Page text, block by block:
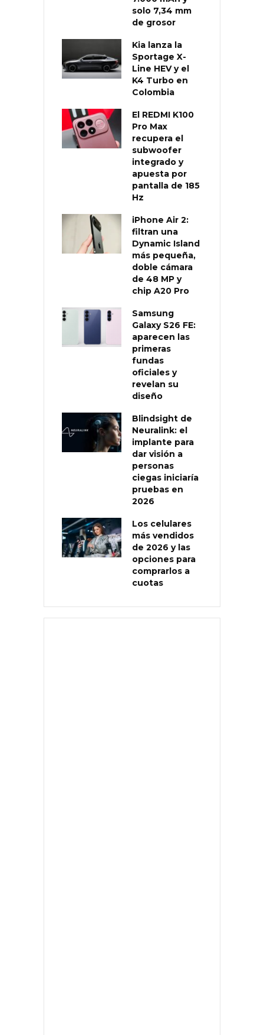
solo 7,34 mm
de grosor
Kia lanza la
Sportage X-
Line HEV y el
K4 Turbo en
Colombia
El REDMI K100
Pro Max
recupera el
subwoofer
integrado y
apuesta por
pantalla de 185
Hz
iPhone Air 2:
filtran una
Dynamic Island
más pequeña,
doble cámara
de 48 MP y
chip A20 Pro
Samsung
Galaxy S26 FE:
aparecen las
primeras
fundas
oficiales y
revelan su
diseño
Blindsight de
Neuralink: el
implante para
dar visión a
personas
ciegas iniciaría
pruebas en
2026
Los celulares
más vendidos
de 2026 y las
opciones para
comprarlos a
cuotas